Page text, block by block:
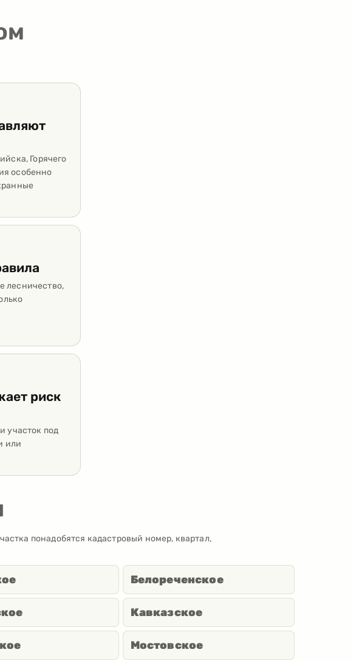
Горячего
особенно
лесничество,
риск
участок под
или
понадобятся кадастровый номер, квартал,
Белореченское
Кавказское
Мостовское